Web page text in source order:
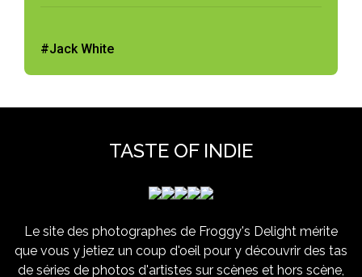
#Jack White
TASTE OF INDIE
Le site des photographes de Froggy's Delight mérite
que vous y jetiez un coup d'oeil pour y découvrir des tas
de séries de photos d'artistes sur scènes et hors scène,